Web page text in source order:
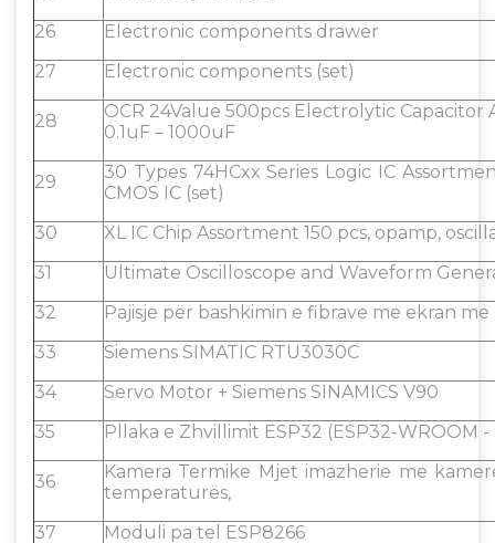
26
Electronic components drawer
27
Electronic components (set)
28
OCR 24Value 500pcs Electrolytic Capacitor
0.1uF－1000uF
29
30 Types 74HCxx Series Logic IC
CMOS IC (set)
30
XL IC Chip Assortment 150 pcs, opamp,
31
Ultimate Oscilloscope and Waveform
32
Pajisje për bashkimin e fibrave me ekran
33
Siemens SIMATIC RTU3030C
34
Servo Motor + Siemens SINAMICS V90
35
Pllaka e Zhvillimit ESP32 (ESP32-WROOM
36
Kamera Termike Mjet imazherie me
temperaturës,
37
Moduli pa tel ESP8266